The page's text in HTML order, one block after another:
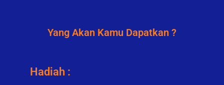
Yang Akan Kamu Dapatkan ?
Hadiah :